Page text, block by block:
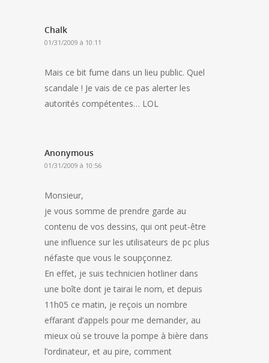
Chalk
01/31/2009 à 10:11
Mais ce bit fume dans un lieu public. Quel
scandale ! Je vais de ce pas alerter les
autorités compétentes… LOL
Anonymous
01/31/2009 à 10:56
Monsieur,
je vous somme de prendre garde au
contenu de vos dessins, qui ont peut-être
une influence sur les utilisateurs de pc plus
néfaste que vous le soupçonnez.
En effet, je suis technicien hotliner dans
une boîte dont je tairai le nom, et depuis
11h05 ce matin, je reçois un nombre
effarant d’appels pour me demander, au
mieux où se trouve la pompe à bière dans
l’ordinateur, et au pire, comment